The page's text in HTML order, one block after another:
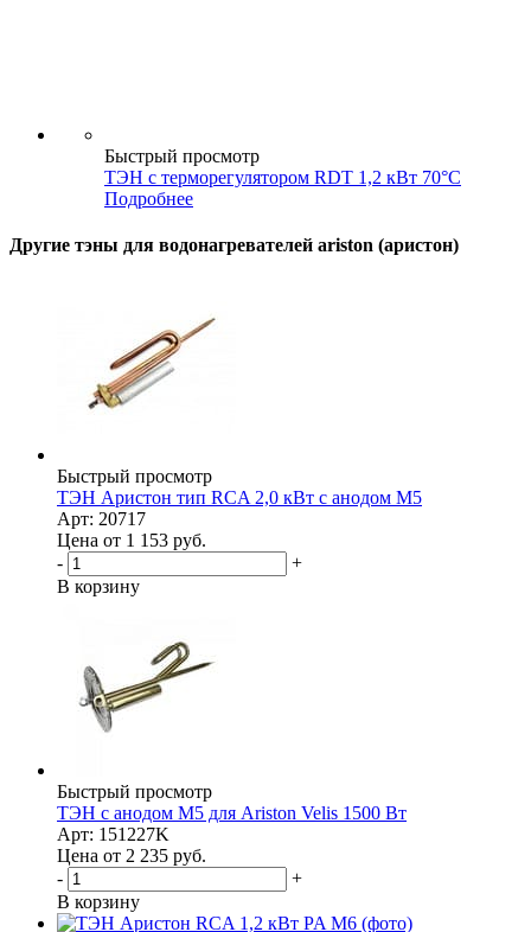
Быстрый просмотр
ТЭН с терморегулятором RDT 1,2 кВт 70°С
Подробнее
Другие тэны для водонагревателей ariston (аристон)
Быстрый просмотр
ТЭН Аристон тип RCA 2,0 кВт с анодом М5
Арт: 20717
Цена от 1 153 руб.
-
+
В корзину
Быстрый просмотр
ТЭН с анодом M5 для Ariston Velis 1500 Вт
Арт: 151227K
Цена от 2 235 руб.
-
+
В корзину